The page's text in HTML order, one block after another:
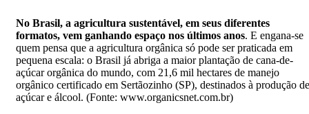
No Brasil, a agricultura sustentável, em seus diferentes
formatos, vem ganhando espaço nos últimos anos. E engana-se
quem pensa que a agricultura orgânica só pode ser praticada em
pequena escala: o Brasil já abriga a maior plantação de cana-de-
açúcar orgânica do mundo, com 21,6 mil hectares de manejo
orgânico certificado em Sertãozinho (SP), destinados à produção de
açúcar e álcool. (Fonte: www.organicsnet.com.br)